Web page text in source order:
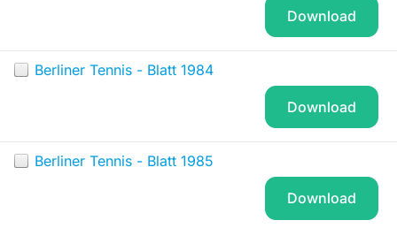
Download
Berliner Tennis - Blatt 1984
Download
Berliner Tennis - Blatt 1985
Download